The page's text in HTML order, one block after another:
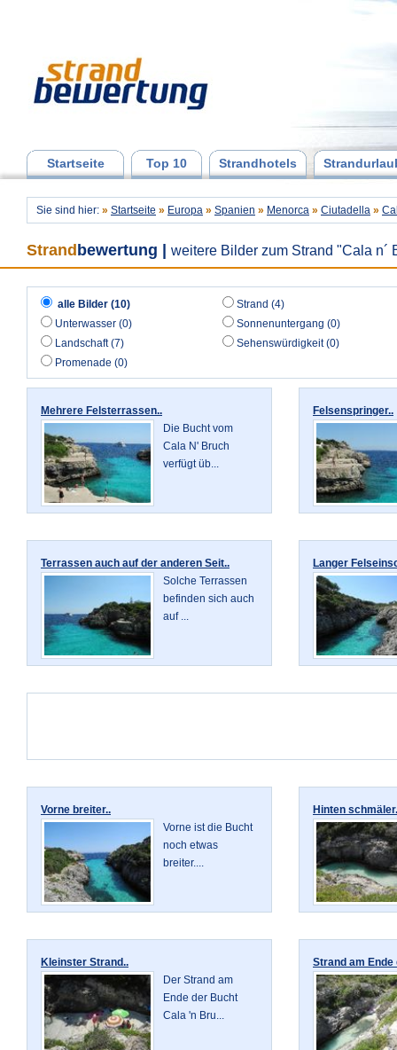
Startseite Top 10 Strandhotels
Sie sind hier: » Startseite » Europa » Spanien » Menorca » Ciutadella »
Strand bewertung weitere Bilder zum Strand "Cala n´
alle Bilder (10)
Strand (4)
Unterwasser (0)
Sonnenuntergang (0)
Landschaft (7)
Sehenswürdigkeit (0)
Promenade (0)
Mehrere Felsterrassen..
Die Bucht vom
Cala N' Bruch
verfügt üb...
Felsenspringer..
Terrassen auch auf der anderen Seit..
Solche Terrassen
befinden sich auch
auf ...
Langer
Vorne breiter..
Vorne ist die Bucht
noch etwas
breiter....
Hinten
Kleinster Strand..
Der Strand am
Ende der Bucht
Cala 'n Bru...
Strand am Ende